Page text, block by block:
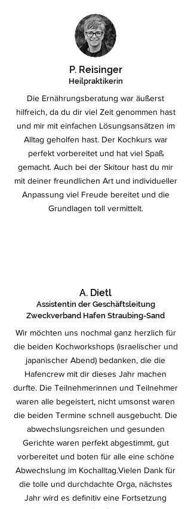
P. Reisinger
Heilpraktikerin
Die Ernährungsberatung war äußerst
hilfreich, da du dir viel Zeit genommen hast
und mir mit einfachen Lösungsansätzen im
Alltag geholfen hast. Der Kochkurs war
perfekt vorbereitet und hat viel Spaß
gemacht. Auch bei der Skitour hast du mir
mit deiner freundlichen Art und individueller
Anpassung viel Freude bereitet und die
Grundlagen toll vermittelt.
A. Dietl
Assistentin der Geschäftsleitung
Zweckverband Hafen Straubing-Sand
Wir möchten uns nochmal ganz herzlich für
die beiden Kochworkshops (israelischer und
japanischer Abend) bedanken, die die
Hafencrew mit dir dieses Jahr machen
durfte. Die Teilnehmerinnen und Teilnehmer
waren alle begeistert, nicht umsonst waren
die beiden Termine schnell ausgebucht. Die
abwechslungsreichen und gesunden
Gerichte waren perfekt abgestimmt, gut
vorbereitet und boten für alle eine schöne
Abwechslung im Kochalltag.Vielen Dank für
die tolle und durchdachte Orga, nächstes
Jahr wird es definitiv eine Fortsetzung